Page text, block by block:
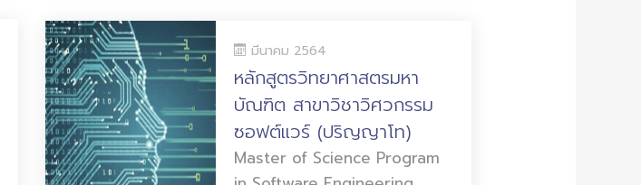
มีนาคม 2564
หลักสูตรวิทยาศาสตรมหา
บัณฑิต สาขาวิชาวิศวกรรม
ซอฟต์แวร์ (ปริญญาโท)
Master of Science Program